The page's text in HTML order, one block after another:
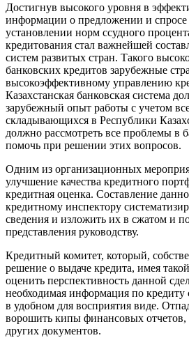
Достигнув высокого уровня в
информации о предложении и спросе
установлении норм ссудного
кредитования стал важнейшей
систем развитых стран. Такого
банковских кредитов зарубежные
высокоэффективному управлению
Казахстанская банковская система
зарубежный опыт работы с учетом
складывающихся в Республики
должно рассмотреть все проблемы в
помочь при решении этих вопросов.
Одним из организационных
улучшение качества кредитного
кредитная оценка. Составление
кредитному инспектору
сведения и изложить их в сжатом и
представления руководству.
Кредитный комитет, который,
решение о выдаче кредита, имея
оценить перспективность данной
необходимая информация по кредиту
в удобном для восприятия виде.
ворошить кипы финансовых отчетов,
других документов.